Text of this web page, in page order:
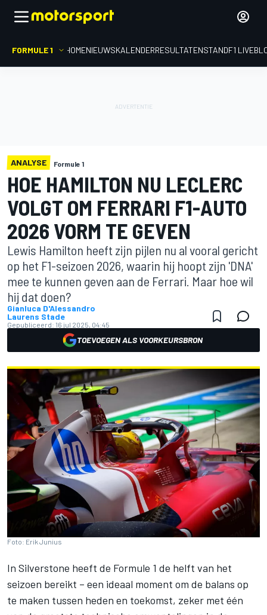
FORMULE 1 HOMENIEUWSKALENDERRESULTATENSTANDF1
ANALYSE Formule 1
HOE HAMILTON NU LECLERC
VOLGT OM FERRARI F1-AUTO
2026 VORM TE GEVEN
Lewis Hamilton heeft zijn pijlen nu al vooral gericht
op het F1-seizoen 2026, waarin hij hoopt zijn 'DNA'
mee te kunnen geven aan de Ferrari. Maar hoe wil
hij dat doen?
Gianluca D'Alessandro
Laurens Stade
Gepubliceerd: 16 jul 2025, 04:45
TOEVOEGEN ALS VOORKEURSBRON
Foto: Erik Junius
In Silverstone heeft de Formule 1 de helft van het
seizoen bereikt – een ideaal moment om de balans op
te maken tussen heden en toekomst, zeker met één